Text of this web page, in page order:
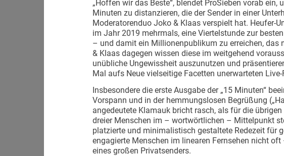
„Hoffen wir das Beste“, blendet ProSieben vorab
Minuten zu distanzieren, die der Sender in einer
Moderatorenduo Joko & Klaas verspielt hat. Heufer-
im Jahr 2019 mehrmals, eine Viertelstunde zur
– und damit ein Millionenpublikum zu erreichen, das
& Klaas dagegen wissen diese im weitgehend
unübliche Ungewissheit auszunutzen und
Mal aufs Neue vielseitige Facetten unerwarteten Live-
Insbesondere die erste Ausgabe der „15 Minuten“
Vorspann und in der hemmungslosen Begrüßung
angedeutete Klamauk bricht rasch, als für die
dreier Menschen im – wortwörtlichen – Mittelpunkt
platzierte und minimalistisch gestaltete Redezeit für
engagierte Menschen im linearen Fernsehen nicht
eines großen Privatsenders.